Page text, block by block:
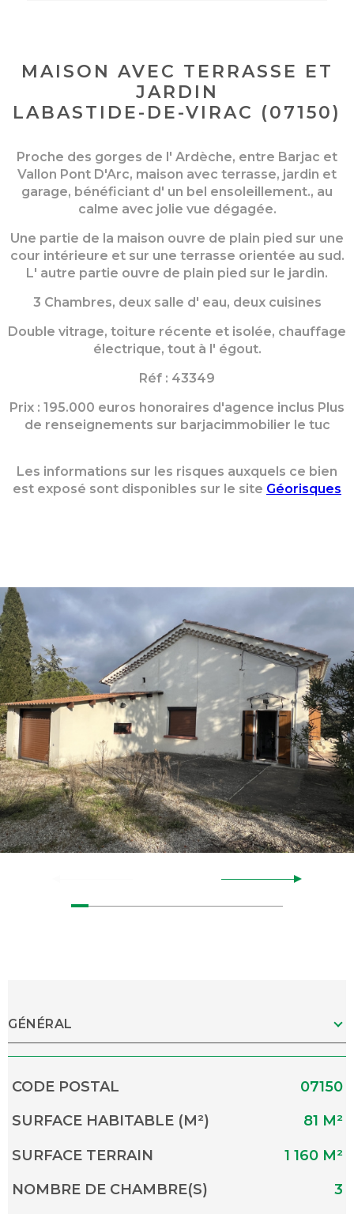
MAISON AVEC TERRASSE ET
JARDIN
LABASTIDE-DE-VIRAC (07150)
Proche des gorges de l' Ardèche, entre Barjac et
Vallon Pont D'Arc, maison avec terrasse, jardin et
garage, bénéficiant d' un bel ensoleillement., au
calme avec jolie vue dégagée.
Une partie de la maison ouvre de plain pied sur une
cour intérieure et sur une terrasse orientée au sud.
L' autre partie ouvre de plain pied sur le jardin.
3 Chambres, deux salle d' eau, deux cuisines
Double vitrage, toiture récente et isolée, chauffage
électrique, tout à l' égout.
Réf : 43349
Prix : 195.000 euros honoraires d'agence inclus Plus
de renseignements sur barjacimmobilier le tuc
Les informations sur les risques auxquels ce bien
est exposé sont disponibles sur le site Géorisques
GÉNÉRAL
Caractérisque Valeurs
CODE POSTAL
07150
SURFACE HABITABLE (M²)
81 M²
SURFACE TERRAIN
1 160 M²
NOMBRE DE CHAMBRE(S)
3